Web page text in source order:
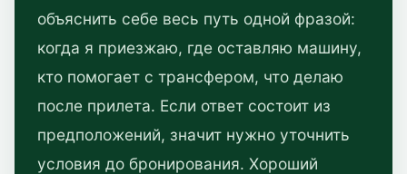
объяснить себе весь путь одной фразой:
когда я приезжаю, где оставляю машину,
кто помогает с трансфером, что делаю
после прилета. Если ответ состоит из
предположений, значит нужно уточнить
условия до бронирования. Хороший